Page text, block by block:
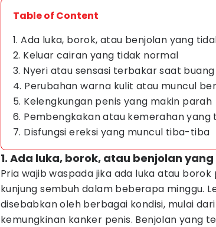
Table of Content
1. Ada luka, borok, atau benjolan yang
2. Keluar cairan yang tidak normal
3. Nyeri atau sensasi terbakar saat
4. Perubahan warna kulit atau muncul
5. Kelengkungan penis yang makin parah
6. Pembengkakan atau kemerahan yang
7. Disfungsi ereksi yang muncul tiba-tiba
1. Ada luka, borok, atau benjolan
Pria wajib waspada jika ada luka atau
kunjung sembuh dalam beberapa minggu.
disebabkan oleh berbagai kondisi, mulai
kemungkinan kanker penis. Benjolan yang